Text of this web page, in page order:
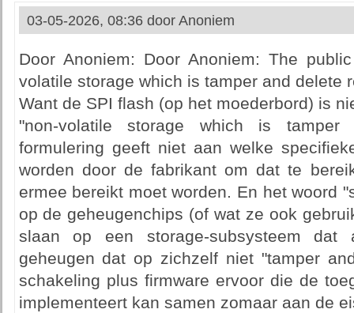
03-05-2026, 08:36 door Anoniem
Door Anoniem: Door Anoniem: The
volatile storage which is tamper and delete
Want de SPI flash (op het moederbord) is
"non-volatile storage which is
formulering geeft niet aan welke
worden door de fabrikant om dat te
ermee bereikt moet worden. En het woord
op de geheugenchips (of wat ze ook
slaan op een storage-subsysteem
geheugen dat op zichzelf niet "tamper
schakeling plus firmware ervoor die de
implementeert kan samen zomaar aan de